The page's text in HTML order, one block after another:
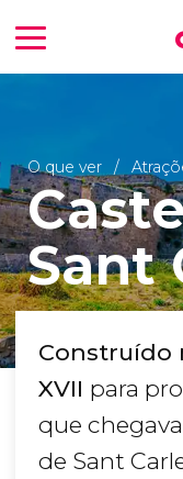
O que ver
Sant
Construído
XVII para
que
de Sant